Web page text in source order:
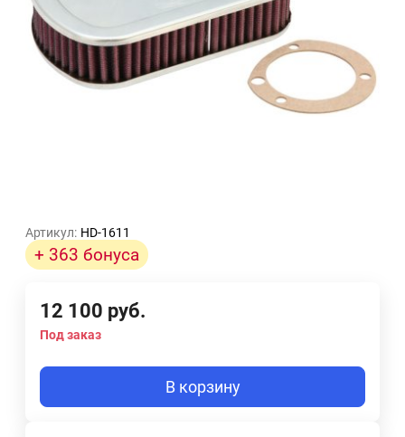
Артикул: HD-1611
+ 363 бонуса
12 100 руб.
Под заказ
В корзину